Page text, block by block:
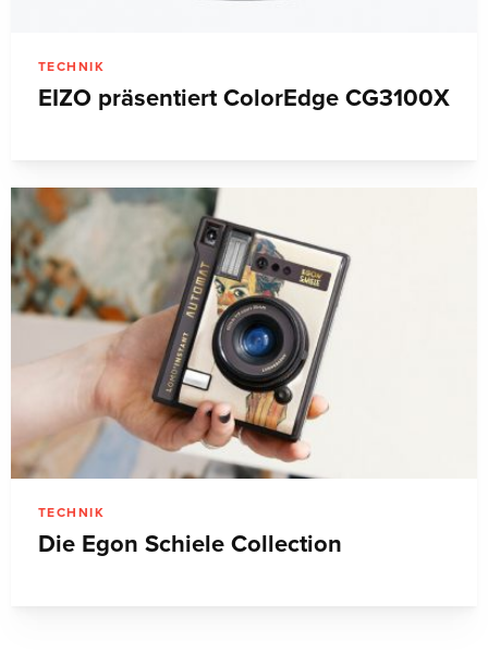
TECHNIK
EIZO präsentiert ColorEdge CG3100X
TECHNIK
Die Egon Schiele Collection